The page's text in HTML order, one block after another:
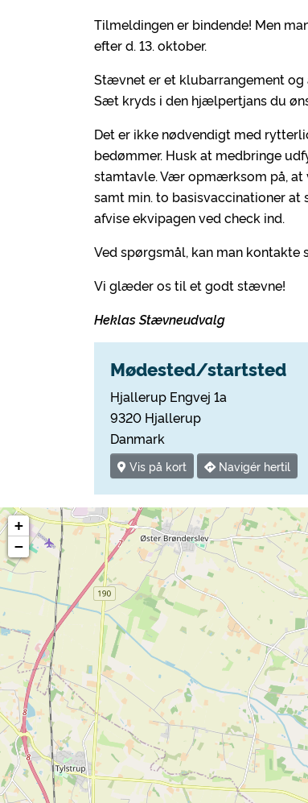
Tilmeldingen er bindende! Men
efter d. 13. oktober.
Stævnet er et klubarrangement og
Sæt kryds i den hjælpertjans du
Det er ikke nødvendigt med
bedømmer. Husk at medbringe
stamtavle. Vær opmærksom på, at
samt min. to basisvaccinationer
afvise ekvipagen ved check ind.
Ved spørgsmål, kan man
Vi glæder os til et godt stævne!
Heklas Stævneudvalg
Mødested/startsted
Hjallerup Engvej 1a
9320 Hjallerup
Danmark
Vis på kort Navigér hertil
+
−